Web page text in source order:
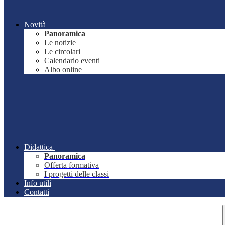
Novità
Panoramica
Le notizie
Le circolari
Calendario eventi
Albo online
Didattica
Panoramica
Offerta formativa
I progetti delle classi
Info utili
Contatti